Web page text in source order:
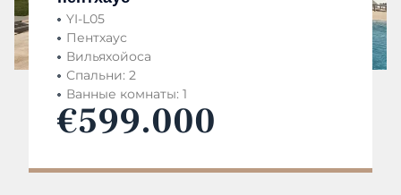
YI-L05
Пентхаус
Вильяхойоса
Спальни: 2
Ванные комнаты: 1
€599.000